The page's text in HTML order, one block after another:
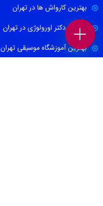
بهترین کارواش ها در تهران
بهترین دکتر اورولوژی در تهران
بهترین آموزشگاه موسیقی تهران